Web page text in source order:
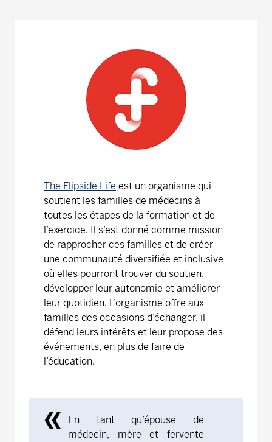
The Flipside Life est un organisme qui
soutient les familles de médecins à
toutes les étapes de la formation et de
l’exercice. Il s’est donné comme mission
de rapprocher ces familles et de créer
une communauté diversifiée et inclusive
où elles pourront trouver du soutien,
développer leur autonomie et améliorer
leur quotidien. L’organisme offre aux
familles des occasions d’échanger, il
défend leurs intérêts et leur propose des
événements, en plus de faire de
l’éducation.
«
En tant qu’épouse de
médecin, mère et fervente